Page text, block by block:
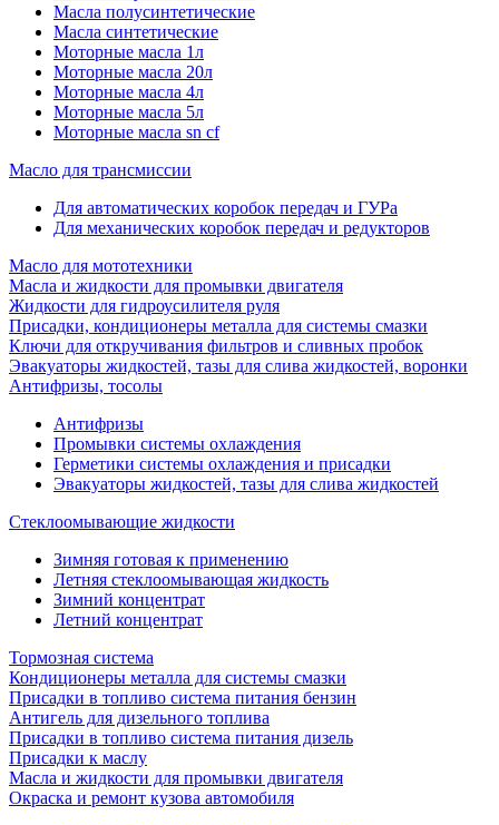
Масла полусинтетические
Масла синтетические
Моторные масла 1л
Моторные масла 20л
Моторные масла 4л
Моторные масла 5л
Моторные масла sn cf
Масло для трансмиссии
Для автоматических коробок передач и ГУРа
Для механических коробок передач и редукторов
Масло для мототехники
Масла и жидкости для промывки двигателя
Жидкости для гидроусилителя руля
Присадки, кондиционеры металла для системы смазки
Ключи для откручивания фильтров и сливных пробок
Эвакуаторы жидкостей, тазы для слива жидкостей, воронки
Антифризы, тосолы
Антифризы
Промывки системы охлаждения
Герметики системы охлаждения и присадки
Эвакуаторы жидкостей, тазы для слива жидкостей
Стеклоомывающие жидкости
Зимняя готовая к применению
Летняя стеклоомывающая жидкость
Зимний концентрат
Летний концентрат
Тормозная система
Кондиционеры металла для системы смазки
Присадки в топливо система питания бензин
Антигель для дизельного топлива
Присадки в топливо система питания дизель
Присадки к маслу
Масла и жидкости для промывки двигателя
Окраска и ремонт кузова автомобиля